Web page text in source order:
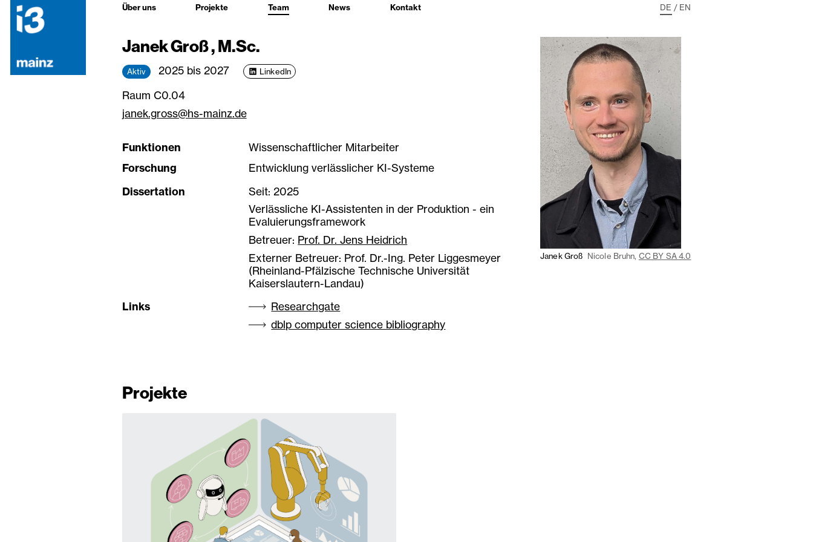
Über uns Projekte Team News Kontakt DE / EN
Janek Groß , M.Sc.
Aktiv 2025 bis 2027 LinkedIn
Raum C0.04
janek.gross@hs-mainz.de
Funktionen Wissenschaftlicher Mitarbeiter
Forschung Entwicklung verlässlicher KI-Systeme
Dissertation
Seit: 2025
Verlässliche KI-Assistenten in der Produktion - ein
Evaluierungsframework
Betreuer: Prof. Dr. Jens Heidrich
Externer Betreuer: Prof. Dr.-Ing. Peter Liggesmeyer
(Rheinland-Pfälzische Technische Universität
Kaiserslautern-Landau)
Links
Researchgate
dblp computer science bibliography
Janek Groß Nicole Bruhn, CC BY SA 4.0
Projekte